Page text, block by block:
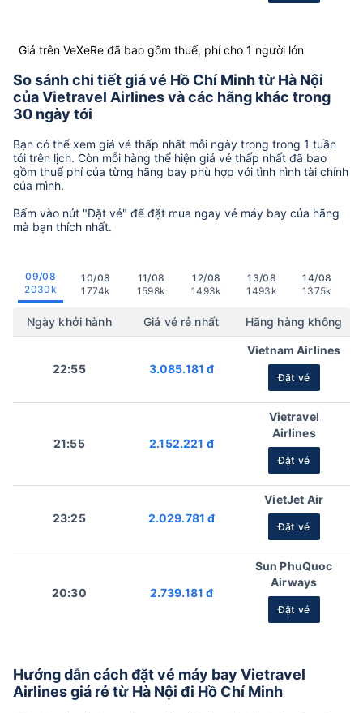
Giá trên VeXeRe đã bao gồm thuế, phí cho 1 người lớn
So sánh chi tiết giá vé Hồ Chí Minh từ Hà Nội
của Vietravel Airlines và các hãng khác trong
30 ngày tới
Bạn có thể xem giá vé thấp nhất mỗi ngày trong trong 1 tuần
tới trên lịch. Còn mỗi hàng thể hiện giá vé thấp nhất đã bao
gồm thuế phí của từng hãng bay phù hợp với tình hình tài chính
của mình.
Bấm vào nút "Đặt vé" để đặt mua ngay vé máy bay của hãng
mà bạn thích nhất.
09/08
2030k
10/08
1774k
11/08
1598k
12/08
1493k
13/08
1493k
14/08
1375k
Ngày khởi hành Giá vé rẻ nhất Hãng hàng không
22:55 3.085.181 đ
Vietnam Airlines
Đặt vé
21:55 2.152.221 đ
Vietravel
Airlines
Đặt vé
23:25 2.029.781 đ
VietJet Air
Đặt vé
20:30 2.739.181 đ
Sun PhuQuoc
Airways
Đặt vé
Hướng dẫn cách đặt vé máy bay Vietravel
Airlines giá rẻ từ Hà Nội đi Hồ Chí Minh